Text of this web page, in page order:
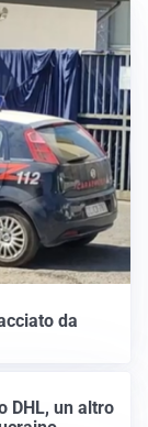
da
DHL, un altro